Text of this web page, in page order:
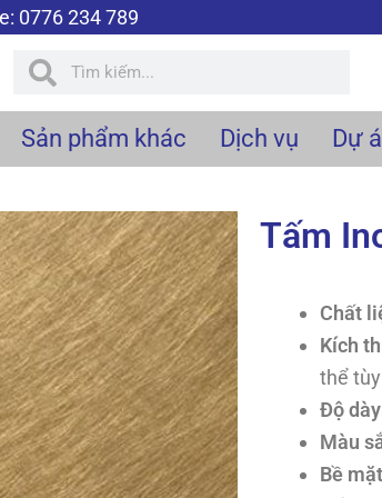
0776 234 789
Tìm
kiếm Tìm
kiếm
Sản phẩm khác Dịch vụ Dự
Tấm
Chất
Kích
thể
Độ
Màu
Bề